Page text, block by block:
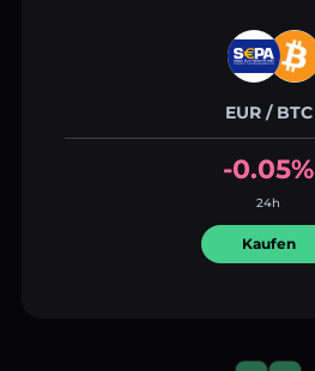
EUR / BTC
-0.05%
24h
Kaufen